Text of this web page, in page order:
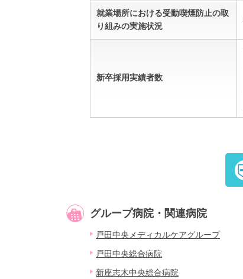
就業場所における受動喫煙防止の取
り組みの実施状況
新卒採用実績者数
グループ病院・関連病院
戸田中央メディカルケアグループ
戸田中央総合病院
新座志木中央総合病院